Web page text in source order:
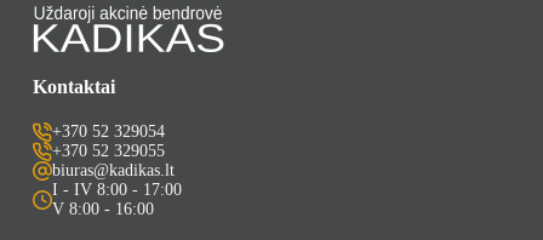
Kontaktai
+370 52 329054
+370 52 329055
biuras@kadikas.lt
I - IV 8:00 - 17:00
V 8:00 - 16:00